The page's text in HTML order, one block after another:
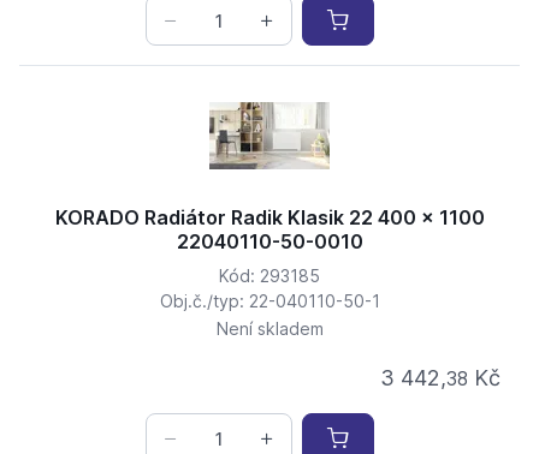
KORADO Radiátor Radik Klasik 22 400 x 1100
22040110-50-0010
Kód: 293185
Obj.č./typ: 22-040110-50-1
Není skladem
3 442,38 Kč